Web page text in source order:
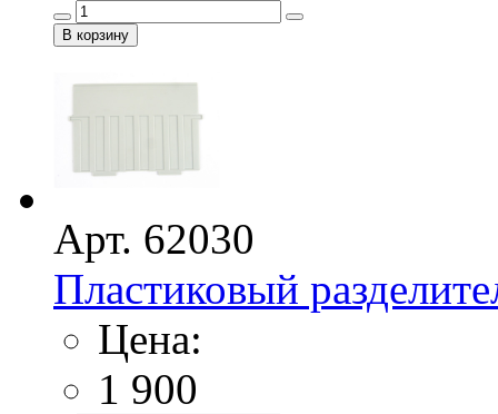
Арт. 62030
Пластиковый
Цена:
1 900